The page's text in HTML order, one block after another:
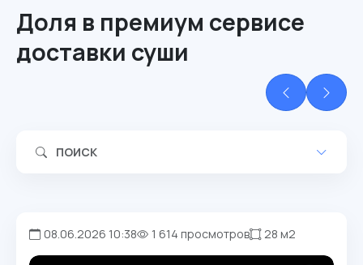
Доля в премиум сервисе
доставки суши
ПОИСК
08.06.2026 10:38 1 614 просмотров 28 м2